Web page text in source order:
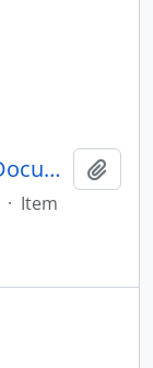
Boletim do Museu do Índio – Documentação – Nº 8
· Item